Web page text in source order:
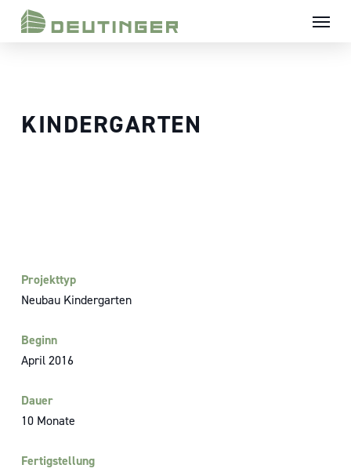
Menü
KINDERGARTEN
Projekttyp
Neubau Kindergarten
Beginn
April 2016
Dauer
10 Monate
Fertigstellung